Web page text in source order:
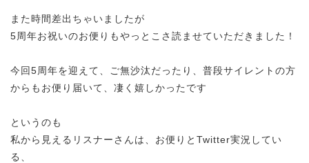
また時間差出ちゃいましたが
5周年お祝いのお便りもやっとこさ読ませていただきました！
今回5周年を迎えて、ご無沙汰だったり、普段サイレントの方
からもお便り届いて、凄く嬉しかったです
というのも
私から見えるリスナーさんは、お便りとTwitter実況してい
る、